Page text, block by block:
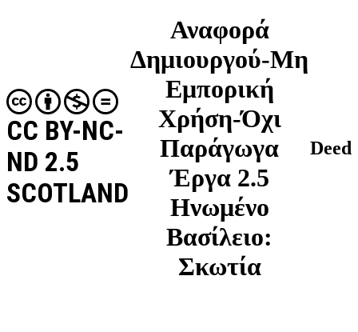
Αναφορά
Δημιουργού-Μη
Εμπορική
Χρήση-Όχι
Παράγωγα
Έργα 2.5
Ηνωμένο
Βασίλειο:
Σκωτία
CC BY-NC-
ND 2.5
SCOTLAND
Deed